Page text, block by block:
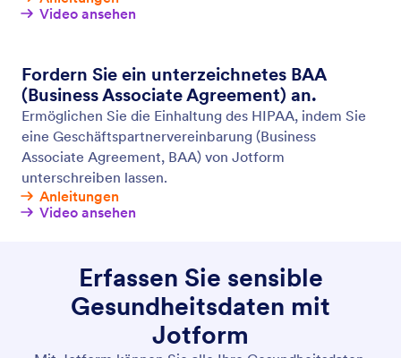
Geben Sie Ihrem Onlineformular eine weitere Lage
Sicherheit. Durch die Verschlüsselung Ihrer
Formulare haben Sie – und nur Sie – mit einem
privaten Schlüssel Zugriff auf die auf unserem
sicheren Server liegenden Formular-Antworten.